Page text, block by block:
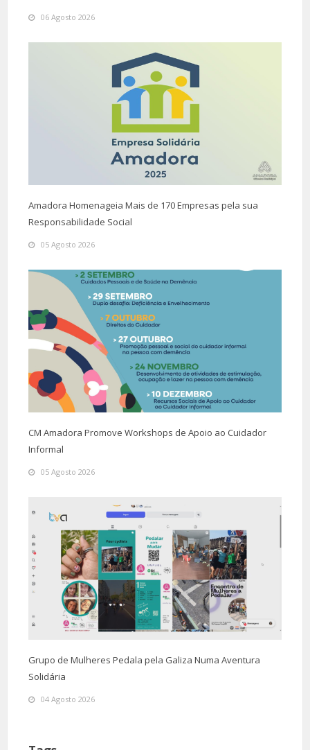
06 Agosto 2026
Amadora Homenageia Mais de 170 Empresas pela sua
Responsabilidade Social
05 Agosto 2026
CM Amadora Promove Workshops de Apoio ao Cuidador
Informal
05 Agosto 2026
Grupo de Mulheres Pedala pela Galiza Numa Aventura
Solidária
04 Agosto 2026